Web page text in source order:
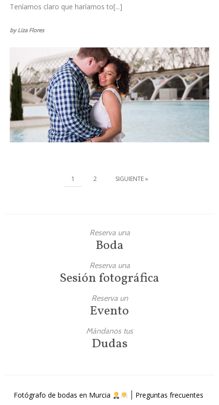
Teníamos claro que haríamos to[...]
by Liza Flores
1 2 SIGUIENTE »
Reserva una
Boda
Reserva una
Sesión fotográfica
Reserva un
Evento
Mándanos tus
Dudas
Fotógrafo de bodas en Murcia Preguntas frecuentes